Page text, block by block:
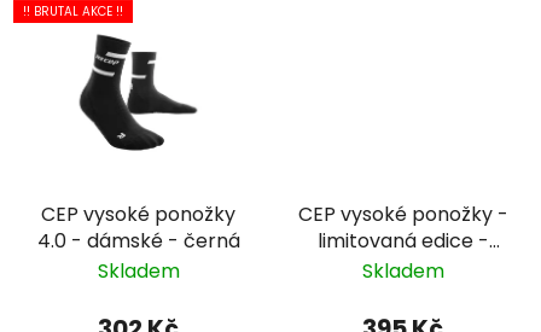
!! BRUTAL AKCE !!
CEP vysoké ponožky
4.0 - dámské - černá
Skladem
CEP vysoké ponožky -
limitovaná edice -
dámské - černá/
Skladem